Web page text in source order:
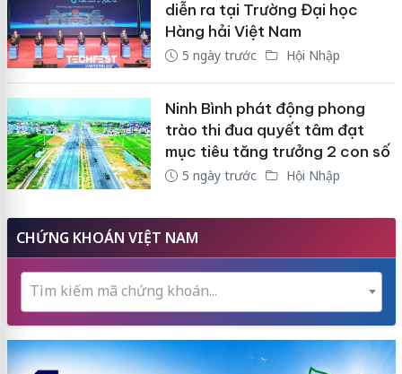
diễn ra tại Trường Đại học
Hàng hải Việt Nam
5 ngày trước Hội Nhập
Ninh Bình phát động phong
trào thi đua quyết tâm đạt
mục tiêu tăng trưởng 2 con số
5 ngày trước Hội Nhập
CHỨNG KHOÁN VIỆT NAM
Tìm kiếm mã chứng khoán...